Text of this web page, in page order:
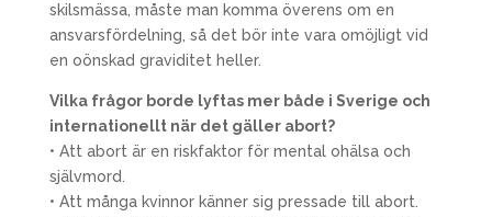
skilsmässa, måste man komma överens om en
ansvarsfördelning, så det bör inte vara omöjligt vid
en oönskad graviditet heller.
Vilka frågor borde lyftas mer både i Sverige och
internationellt när det gäller abort?
• Att abort är en riskfaktor för mental ohälsa och
självmord.
• Att många kvinnor känner sig pressade till abort.